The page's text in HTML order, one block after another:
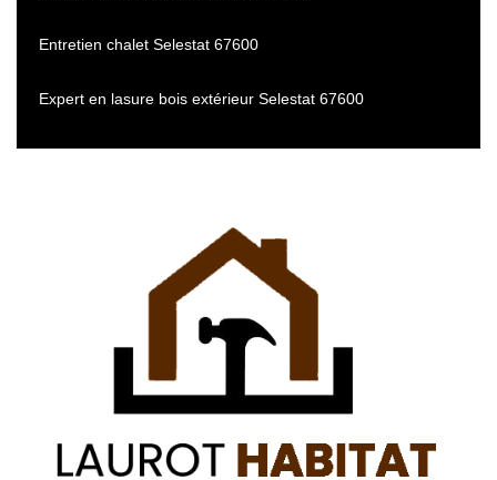
Entretien chalet Selestat 67600
Expert en lasure bois extérieur Selestat 67600